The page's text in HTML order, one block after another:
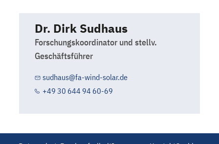
Dr. Dirk Sudhaus
Forschungskoordinator und stellv.
Geschäftsführer
sudhaus@fa-wind-solar.de
+49 30 644 94 60-69